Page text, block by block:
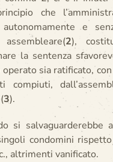
che
e
assembleare(2),
la sentenza
sia ratificato,
compiuti,
3).
si salvaguarderebbe
condomini
altrimenti vanificato.